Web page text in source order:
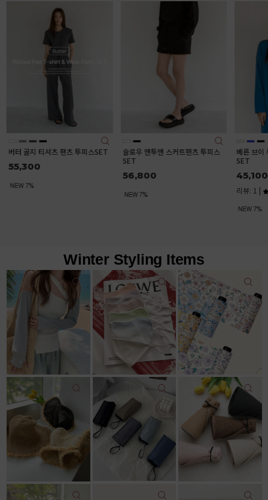
슬로우 맨투맨 스커트팬츠 투피스
베른 브이 루즈 니트 스커트 투피스
SET
45,100
리뷰: 1 |
55,300
Winter Styling Items
12,500원
9,000원
22,000원
18,200원
18,600원 11,800원